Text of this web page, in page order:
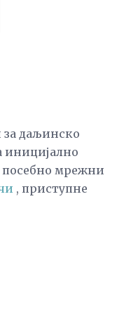
за даљинско
иницијално
посебно мрежни
, приступне